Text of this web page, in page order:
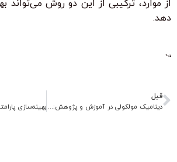
از موارد، ترکیبی از این دو روش می‌تواند
دهد.
“`
قبل
دینامیک مولکولی در آموزش و پژوهش: ابزاری قدرتمند برای درک پدیده‌های مولکولی